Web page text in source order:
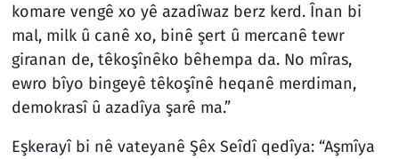
komare vengê xo yê azadîwaz berz kerd. Înan bi
mal, milk û canê xo, binê şert û mercanê tewr
giranan de, têkoşînêko bêhempa da. No mîras,
ewro bîyo bingeyê têkoşînê heqanê merdiman,
demokrasî û azadîya şarê ma.”
Eşkerayî bi nê vateyanê Şêx Seîdî qedîya: “Aşmîya